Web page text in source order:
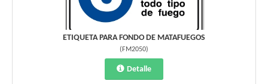
ETIQUETA PARA FONDO DE MATAFUEGOS
( FM2050)
Detalle